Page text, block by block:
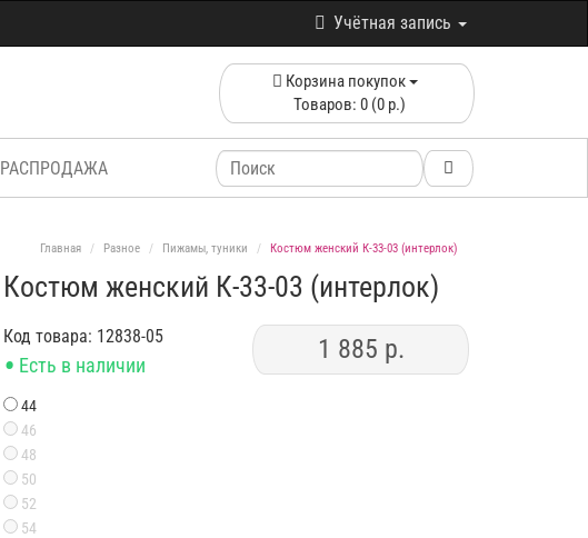
Учётная запись
Корзина покупок
Товаров: 0 (0 р.)
РАСПРОДАЖА
Главная Разное Пижамы, туники Костюм женский К-33-03 (интерлок)
Костюм женский К-33-03 (интерлок)
Код товара: 12838-05
• Есть в наличии
1 885 р.
44
46
48
50
52
54